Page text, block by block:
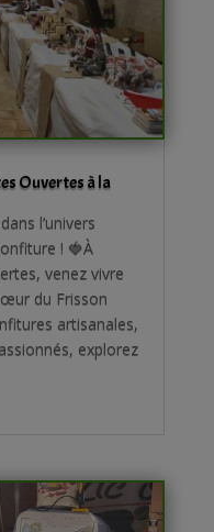
Ouvertes à la
l’univers
! 🍓À
venez vivre
du Frisson
artisanales,
explorez